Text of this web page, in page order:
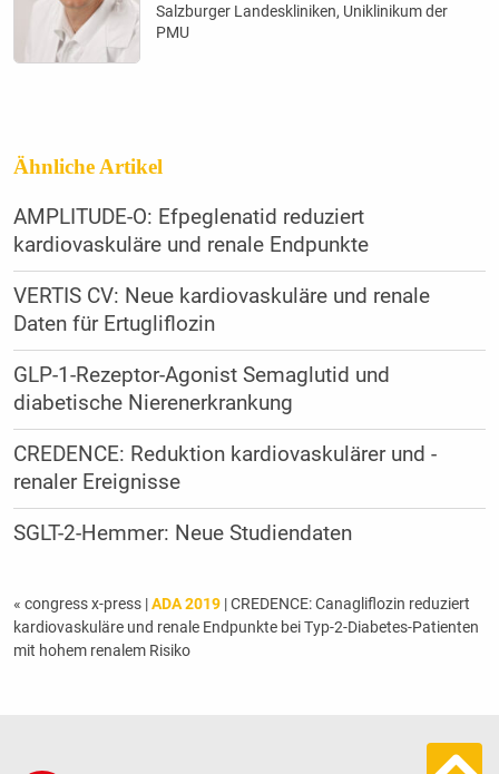
Salzburger Landeskliniken, Uniklinikum der
PMU
Ähnliche Artikel
AMPLITUDE-O: Efpeglenatid ­reduziert
kardiovaskuläre und ­renale Endpunkte
VERTIS CV: Neue kardiovaskuläre und renale
Daten für Ertugliflozin
GLP-1-Rezeptor-Agonist Semaglutid und
diabetische Nierenerkrankung
CREDENCE: ­Reduktion kardio­vaskulärer und ­
renaler Ereignisse
SGLT-2-Hemmer: Neue ­Studiendaten
« congress x-press |ADA 2019| CREDENCE: Canagliflozin reduziert
kardiovaskuläre und renale Endpunkte bei Typ-2-Diabetes-Patienten
mit hohem renalem Risiko